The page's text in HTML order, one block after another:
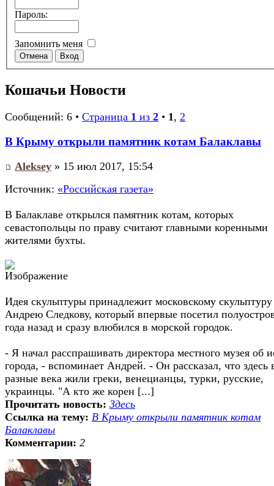
Пароль:
Запомнить меня
Кошачьи Новости
Сообщений: 6 • Страница 1 из 2 • 1, 2
В Крыму открыли памятник котам Балаклавы
Aleksey » 15 июл 2017, 15:54
Источник: «Российская газета»
В Балаклаве открылся памятник котам, которых
севастопольцы по праву считают главными коренными
жителями бухты.
Идея скульптуры принадлежит московскому скульптуру
Андрею Следкову, который впервые посетил
года назад и сразу влюбился в морской городок.
- Я начал расспрашивать директора местного музея об
города, - вспоминает Андрей. - Он рассказал, что здесь
разные века жили греки, венецианцы, турки, русские,
украинцы. "А кто же корен [...]
Прочитать новость: Здесь
Ссылка на тему: В Крыму открыли памятник котам
Балаклавы
Комментарии: 2